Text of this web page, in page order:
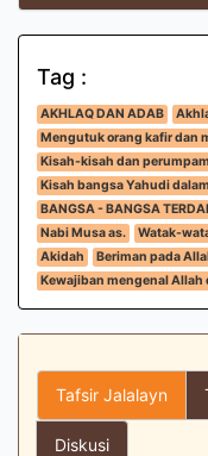
Tag :
AKHLAQ DAN ADAB
Mengutuk orang kafir dan
Kisah-kisah dan
Kisah bangsa Yahudi
BANGSA - BANGSA
Nabi Musa as.
Watak-
Akidah
Beriman pada
Kewajiban mengenal Allah
Tafsir Jalalayn
Diskusi